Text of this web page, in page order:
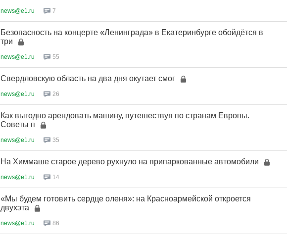
news@e1.ru 7
Безопасность на концерте «Ленинграда» в Екатеринбурге обойдётся в
три
news@e1.ru 55
Свердловскую область на два дня окутает смог
news@e1.ru 26
Как выгодно арендовать машину, путешествуя по странам Европы.
Советы п
news@e1.ru 35
На Химмаше старое дерево рухнуло на припаркованные автомобили
news@e1.ru 14
«Мы будем готовить сердце оленя»: на Красноармейской откроется
двухэта
news@e1.ru 86